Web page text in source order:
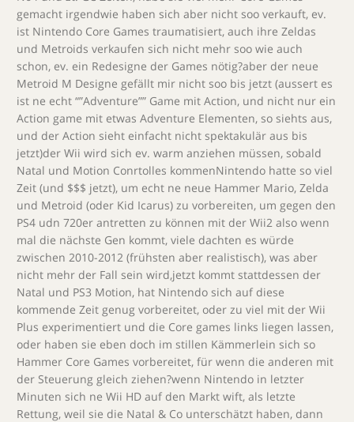
gemacht irgendwie haben sich aber nicht soo verkauft, ev.
ist Nintendo Core Games traumatisiert, auch ihre Zeldas
und Metroids verkaufen sich nicht mehr soo wie auch
schon, ev. ein Redesigne der Games nötig?aber der neue
Metroid M Designe gefällt mir nicht soo bis jetzt (aussert es
ist ne echt “”Adventure”” Game mit Action, und nicht nur ein
Action game mit etwas Adventure Elementen, so siehts aus,
und der Action sieht einfacht nicht spektakulär aus bis
jetzt)der Wii wird sich ev. warm anziehen müssen, sobald
Natal und Motion Conrtolles kommenNintendo hatte so viel
Zeit (und $$$ jetzt), um echt ne neue Hammer Mario, Zelda
und Metroid (oder Kid Icarus) zu vorbereiten, um gegen den
PS4 udn 720er antretten zu können mit der Wii2 also wenn
mal die nächste Gen kommt, viele dachten es würde
zwischen 2010-2012 (frühsten aber realistisch), was aber
nicht mehr der Fall sein wird,jetzt kommt stattdessen der
Natal und PS3 Motion, hat Nintendo sich auf diese
kommende Zeit genug vorbereitet, oder zu viel mit der Wii
Plus experimentiert und die Core games links liegen lassen,
oder haben sie eben doch im stillen Kämmerlein sich so
Hammer Core Games vorbereitet, für wenn die anderen mit
der Steuerung gleich ziehen?wenn Nintendo in letzter
Minuten sich ne Wii HD auf den Markt wift, als letzte
Rettung, weil sie die Natal & Co unterschätzt haben, dann